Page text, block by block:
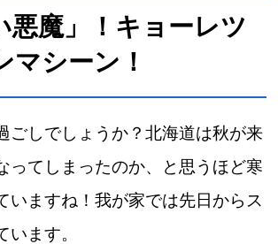
悪魔」！キョーレツ
マシーン！
ごしでしょうか？北海道は秋が来
ってしまったのか、と思うほど寒
いますね！我が家では先日からス
います。